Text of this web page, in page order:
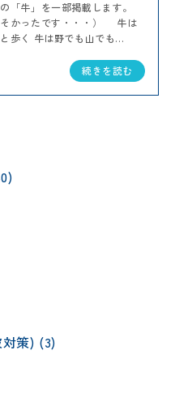
「牛」を一部掲載します。
そかったです・・・） 牛は
歩く 牛は野でも山でも...
続きを読む
策) (3)